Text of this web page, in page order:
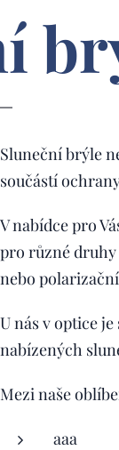
Sluneční brýle
součástí
V nabídce pro
pro různé druhy
nebo
U nás v optice
nabízených
Mezi naše
aaa